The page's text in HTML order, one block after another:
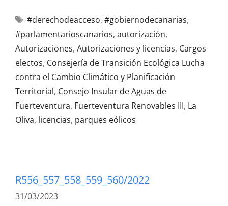
#derechodeacceso, #gobiernodecanarias,
#parlamentarioscanarios, autorización,
Autorizaciones, Autorizaciones y licencias, Cargos
electos, Consejería de Transición Ecológica Lucha
contra el Cambio Climático y Planificación
Territorial, Consejo Insular de Aguas de
Fuerteventura, Fuerteventura Renovables III, La
Oliva, licencias, parques eólicos
R556_557_558_559_560/2022
31/03/2023